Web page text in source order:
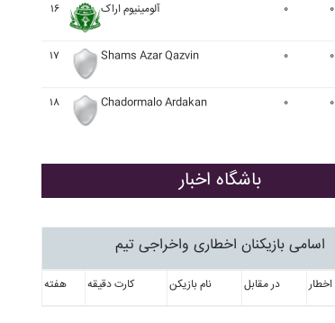
۱۶ آلومينيوم اراک ۰ ۰
۱۷ Shams Azar Qazvin ۰ ۰
۱۸ Chadormalo Ardakan ۰ ۰
باشگاه اخبار
اسامی بازیکنان اخطاری واخراجی تیم
هفته کارت دقیقه نام بازیکن در مقابل اخطار